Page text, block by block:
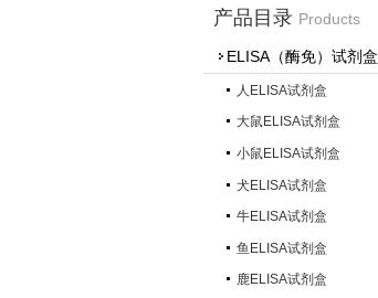
产品目录 Products
ELISA（酶免）试剂盒
人ELISA试剂盒
大鼠ELISA试剂盒
小鼠ELISA试剂盒
犬ELISA试剂盒
牛ELISA试剂盒
鱼ELISA试剂盒
鹿ELISA试剂盒